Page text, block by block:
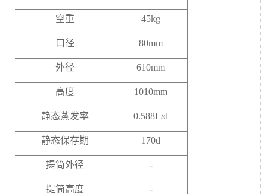
空重 45kg
口径 80mm
外径 610mm
高度 1010mm
静态蒸发率 0.588L/d
静态保存期 170d
提筒外径 -
提筒高度 -